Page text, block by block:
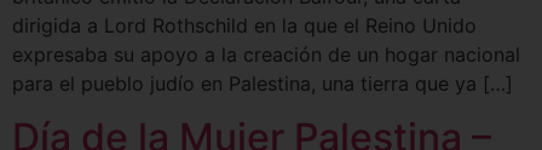
dirigida a Lord Rothschild en la que el Reino Unido
expresaba su apoyo a la creación de un hogar nacional
para el pueblo judío en Palestina, una tierra que ya […]
Día de la Mujer Palestina –